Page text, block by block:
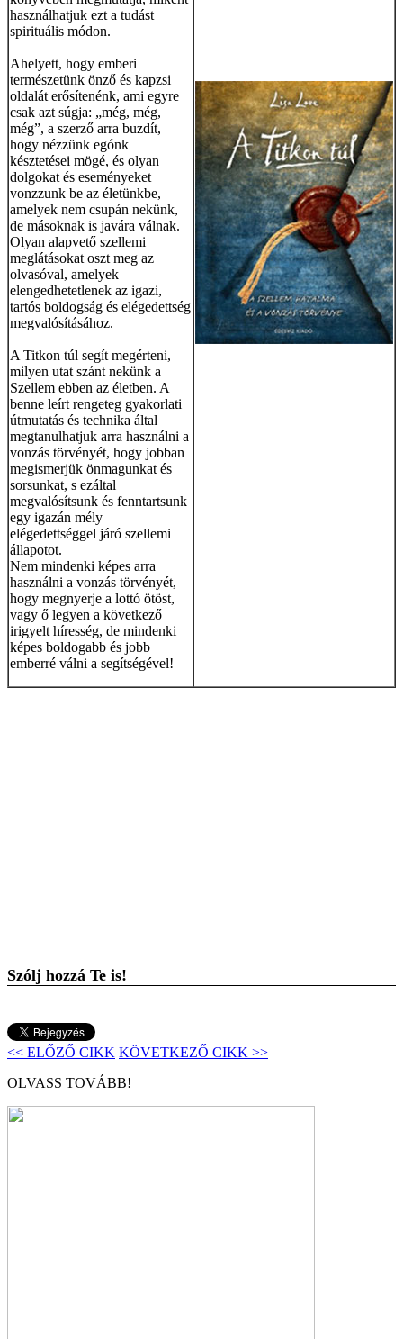
használhatjuk ezt a tudást
spirituális módon.
Ahelyett, hogy emberi
természetünk önző és kapzsi
oldalát erősítenénk, ami egyre
csak azt súgja: „még, még,
még”, a szerző arra buzdít,
hogy nézzünk egónk
késztetései mögé, és olyan
dolgokat és eseményeket
vonzzunk be az életünkbe,
amelyek nem csupán nekünk,
de másoknak is javára válnak.
Olyan alapvető szellemi
meglátásokat oszt meg az
olvasóval, amelyek
elengedhetetlenek az igazi,
tartós boldogság és elégedettség
megvalósításához.
A Titkon túl segít megérteni,
milyen utat szánt nekünk a
Szellem ebben az életben. A
benne leírt rengeteg gyakorlati
útmutatás és technika által
megtanulhatjuk arra használni a
vonzás törvényét, hogy jobban
megismerjük önmagunkat és
sorsunkat, s ezáltal
megvalósítsunk és fenntartsunk
egy igazán mély
elégedettséggel járó szellemi
állapotot.
Nem mindenki képes arra
használni a vonzás törvényét,
hogy megnyerje a lottó ötöst,
vagy ő legyen a következő
irigyelt híresség, de mindenki
képes boldogabb és jobb
emberré válni a segítségével!
Szólj hozzá Te is!
<< ELŐZŐ CIKK KÖVETKEZŐ CIKK >>
OLVASS TOVÁBB!